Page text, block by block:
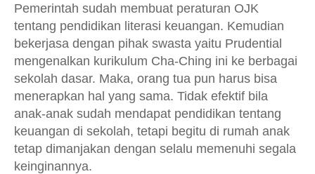
Pemerintah sudah membuat peraturan OJK
tentang pendidikan literasi keuangan. Kemudian
bekerjasa dengan pihak swasta yaitu Prudential
mengenalkan kurikulum Cha-Ching ini ke berbagai
sekolah dasar. Maka, orang tua pun harus bisa
menerapkan hal yang sama. Tidak efektif bila
anak-anak sudah mendapat pendidikan tentang
keuangan di sekolah, tetapi begitu di rumah anak
tetap dimanjakan dengan selalu memenuhi segala
keinginannya.